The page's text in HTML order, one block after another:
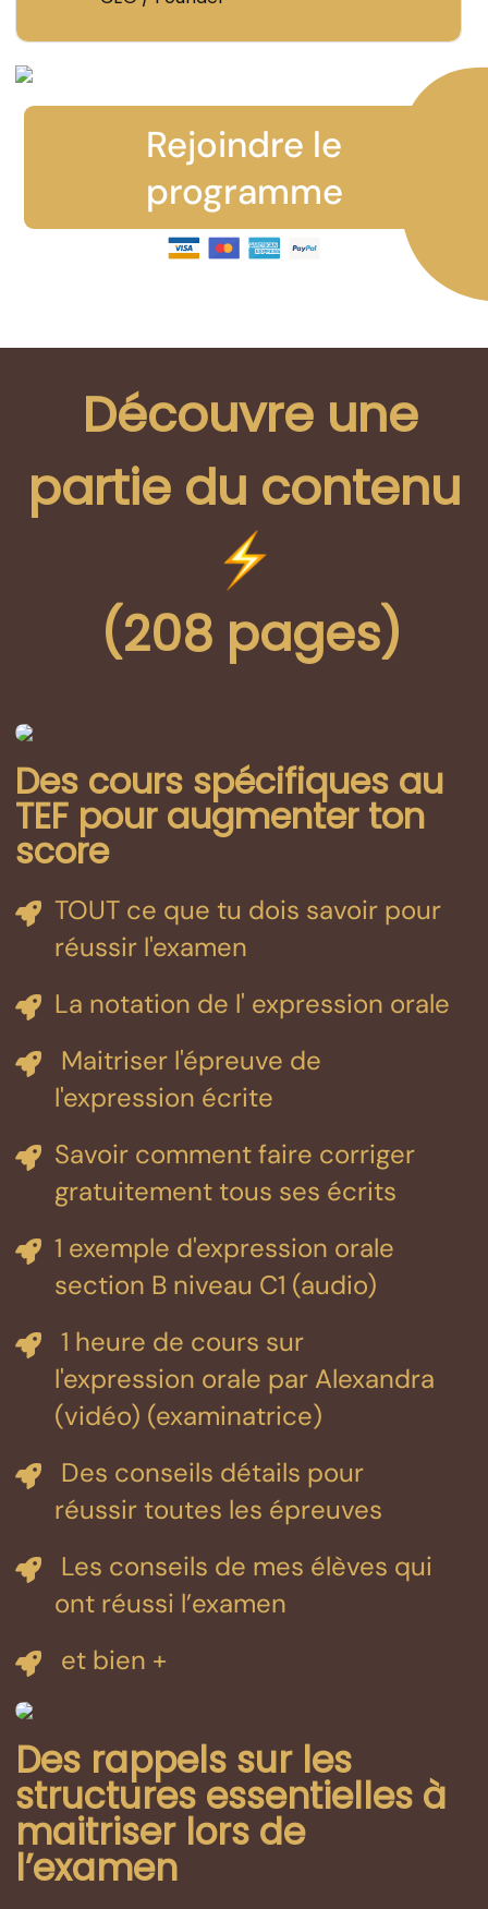
Rejoindre le
programme
Découvre une
partie du contenu
(208 pages)
Des cours spécifiques au
TEF pour augmenter ton
score
TOUT ce que tu dois savoir pour
réussir l'examen
La notation de l' expression orale
Maitriser l'épreuve de
l'expression écrite
Savoir comment faire corriger
gratuitement tous ses écrits
1 exemple d'expression orale
section B niveau C1 (audio)
1 heure de cours sur
l'expression orale par Alexandra
(vidéo) (examinatrice)
Des conseils détails pour
réussir toutes les épreuves
Les conseils de mes élèves qui
ont réussi l’examen
et bien +
Des rappels sur les
structures essentielles à
maitriser lors de
l’examen